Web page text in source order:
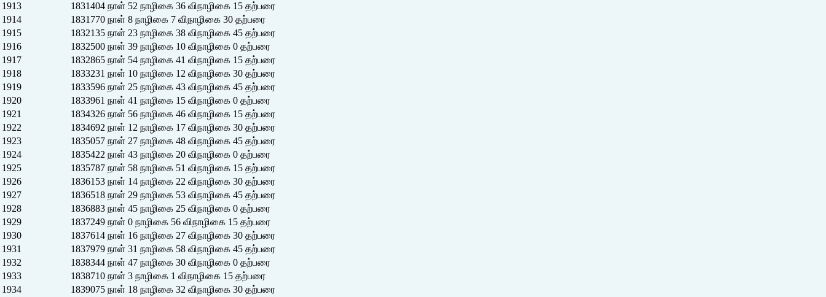
1913
1831404 நாள் 52 நாழிகை 36 விநாழிகை 15 தற்பரை
1914
1831770 நாள் 8 நாழிகை 7 விநாழிகை 30 தற்பரை
1915
1832135 நாள் 23 நாழிகை 38 விநாழிகை 45 தற்பரை
1916
1832500 நாள் 39 நாழிகை 10 விநாழிகை 0 தற்பரை
1917
1832865 நாள் 54 நாழிகை 41 விநாழிகை 15 தற்பரை
1918
1833231 நாள் 10 நாழிகை 12 விநாழிகை 30 தற்பரை
1919
1833596 நாள் 25 நாழிகை 43 விநாழிகை 45 தற்பரை
1920
1833961 நாள் 41 நாழிகை 15 விநாழிகை 0 தற்பரை
1921
1834326 நாள் 56 நாழிகை 46 விநாழிகை 15 தற்பரை
1922
1834692 நாள் 12 நாழிகை 17 விநாழிகை 30 தற்பரை
1923
1835057 நாள் 27 நாழிகை 48 விநாழிகை 45 தற்பரை
1924
1835422 நாள் 43 நாழிகை 20 விநாழிகை 0 தற்பரை
1925
1835787 நாள் 58 நாழிகை 51 விநாழிகை 15 தற்பரை
1926
1836153 நாள் 14 நாழிகை 22 விநாழிகை 30 தற்பரை
1927
1836518 நாள் 29 நாழிகை 53 விநாழிகை 45 தற்பரை
1928
1836883 நாள் 45 நாழிகை 25 விநாழிகை 0 தற்பரை
1929
1837249 நாள் 0 நாழிகை 56 விநாழிகை 15 தற்பரை
1930
1837614 நாள் 16 நாழிகை 27 விநாழிகை 30 தற்பரை
1931
1837979 நாள் 31 நாழிகை 58 விநாழிகை 45 தற்பரை
1932
1838344 நாள் 47 நாழிகை 30 விநாழிகை 0 தற்பரை
1933
1838710 நாள் 3 நாழிகை 1 விநாழிகை 15 தற்பரை
1934
1839075 நாள் 18 நாழிகை 32 விநாழிகை 30 தற்பரை